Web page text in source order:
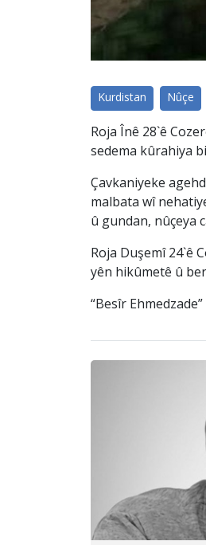
Kurdistan Nûçe
Roja Înê 28`ê
sedema kûrahiya
Çavkaniyeke
malbata wî
û gundan, nûçeya
Roja Duşemî 24`ê
yên hikûmetê û
“Besîr